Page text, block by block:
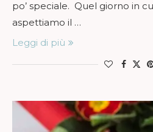
po’ speciale. Quel giorno in
aspettiamo il …
Leggi di più